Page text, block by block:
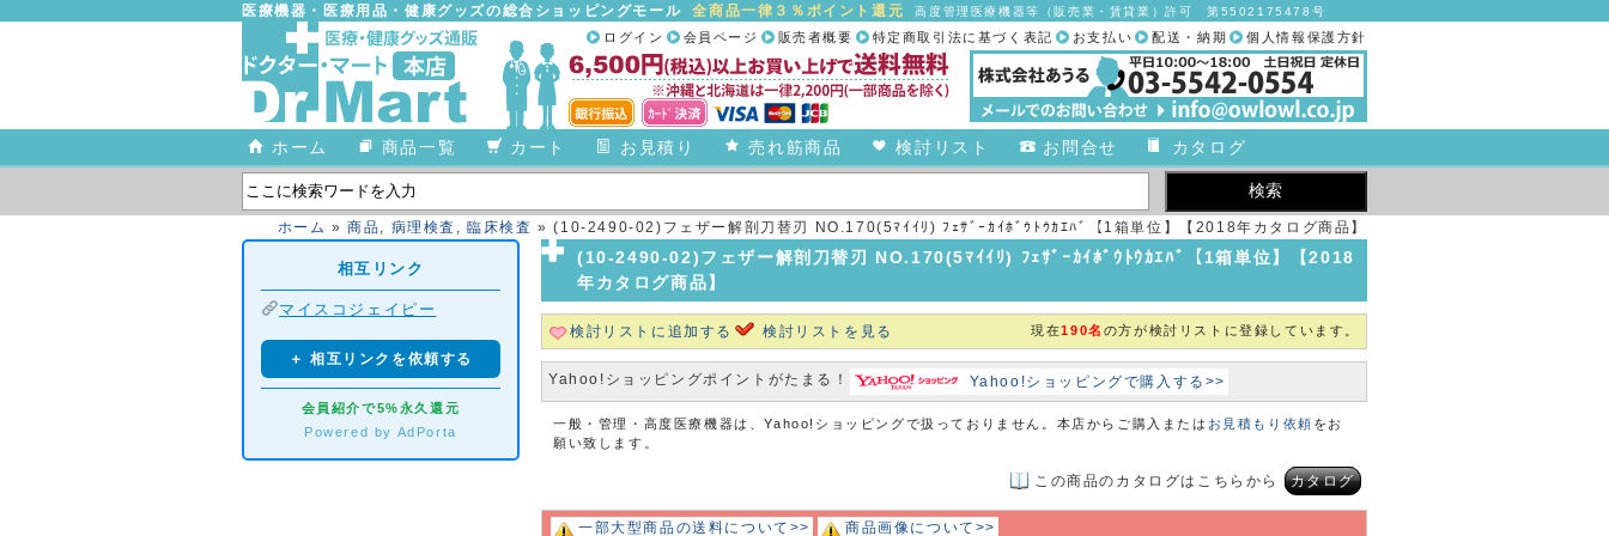
医療機器・医療用品・健康グッズの総合ショッピングモール全商品一律３％ポイント還元 高度管理医療機器等（販売業・賃貸業）許可 第5502175478号
個人情報保護方針
配送・納期
お支払い
特定商取引法に基づく表記
販売者概要
会員ページ
ログイン
ホーム 商品一覧 カート お見積り 売れ筋商品 検討リスト お問合せ カタログ
ホーム »商品, 病理検査 , 臨床検査 » (10-2490-02)フェザー解剖刀替刃 NO.170(5ﾏｲｲﾘ) ﾌｪｻﾞｰｶｲﾎﾞｳﾄｳｶｴﾊﾞ【1箱単位】【2018年カタログ商品】
(10-2490-02)フェザー解剖刀替刃 NO.170(5ﾏｲｲﾘ) ﾌｪｻﾞｰｶｲﾎﾞｳﾄｳｶｴﾊﾞ【1箱単位】【2018
年カタログ商品】
検討リストに追加する 検討リストを見る 現在190名 の方が検討リストに登録しています。
Yahoo!ショッピングポイントがたまる！ Yahoo!ショッピングで購入する>>
一般・管理・高度医療機器は、Yahoo!ショッピングで扱っておりません。本店からご購入または お見積もり依頼 をお
願い致します。
この商品のカタログはこちらから カタログ
一部大型商品の送料について>> 商品画像について>>
相互リンク
マイスコジェイピー
＋ 相互リンクを依頼する
会員紹介で5%永久還元
Powered by AdPorta